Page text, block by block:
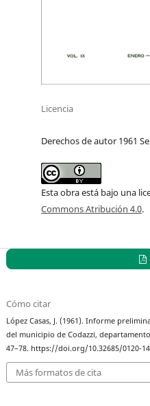
Licencia
Derechos de autor 1961
Esta obra está bajo una
Commons Atribución 4.0.
Cómo citar
López Casas, J. (1961). Informe
del municipio de Codazzi,
47–78. https://doi.org/10.32685/0120-
Más formatos de cita